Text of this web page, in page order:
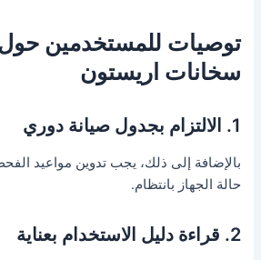
توصيات للمستخدمين
سخانات اريستون
1. الالتزام بجدول صيانة دوري
بالإضافة إلى ذلك، يجب تدوين مواعيد
حالة الجهاز بانتظام.
2. قراءة دليل الاستخدام بعناية